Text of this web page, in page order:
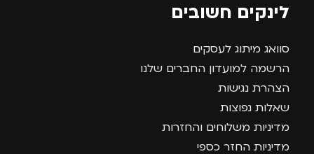
לינקים חשובים
סוואג מיתוג לעסקים
הרשמה למועדון החברים שלנו
הצהרת נגישות
שאלות נפוצות
מדיניות משלוחים והחזרות
מדיניות החזר כספי